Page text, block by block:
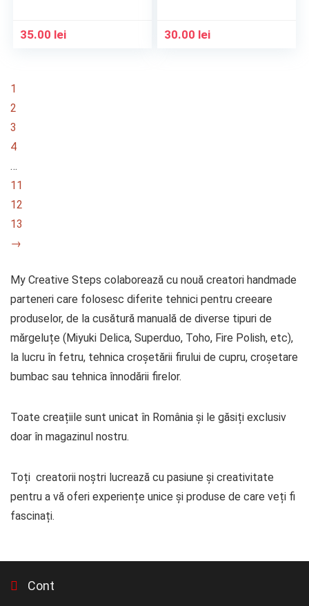
35.00 lei 30.00 lei
1
2
3
4
…
11
12
13
→
My Creative Steps colaborează cu nouă creatori handmade
parteneri care folosesc diferite tehnici pentru creeare
produselor, de la cusătură manuală de diverse tipuri de
mărgeluțe (Miyuki Delica, Superduo, Toho, Fire Polish, etc),
la lucru în fetru, tehnica croșetării firului de cupru, croșetare
bumbac sau tehnica înnodării firelor.
Toate creațiile sunt unicat în România și le găsiți exclusiv
doar în magazinul nostru.
Toți creatorii noștri lucrează cu pasiune și creativitate
pentru a vă oferi experiențe unice și produse de care veți fi
fascinați.
Cont